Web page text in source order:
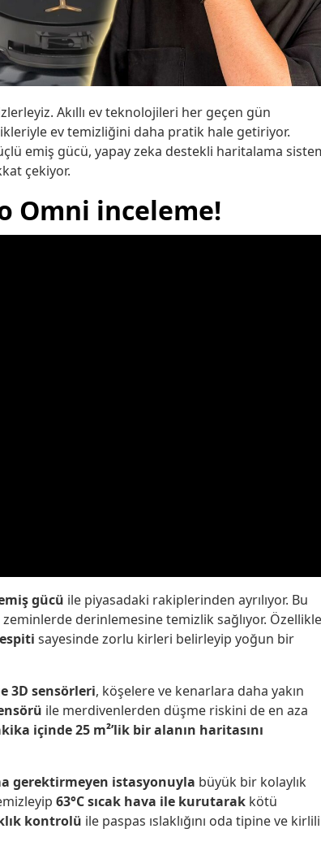
Akıllı ev teknolojileri her geçen gün
ev temizliğini daha pratik hale getiriyor.
emiş gücü, yapay zeka destekli haritalama
çekiyor.
Omni inceleme!
gücü ile piyasadaki rakiplerinden ayrılıyor. Bu
derinlemesine temizlik sağlıyor. Özellikle
sayesinde zorlu kirleri belirleyip yoğun bir
3D sensörleri, köşelere ve kenarlara daha yakın
ile merdivenlerden düşme riskini de en aza
içinde 25 m²’lik bir alanın haritasını
gerektirmeyen istasyonuyla büyük bir kolaylık
63°C sıcak hava ile kurutarak kötü
kontrolü ile paspas ıslaklığını oda tipine ve